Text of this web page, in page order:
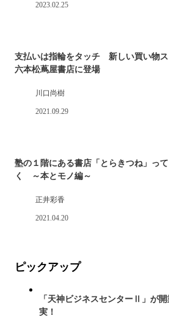
2023.02.25
支払いは指輪をタッチ 新しい買い物
六本松蔦屋書店に登場
川口尚樹
2021.09.29
塾の１階にある書店「とらきつね」っ
く ～本とモノ編～
正井彩香
2021.04.20
ピックアップ
「天神ビジネスセンターⅡ」が
実！